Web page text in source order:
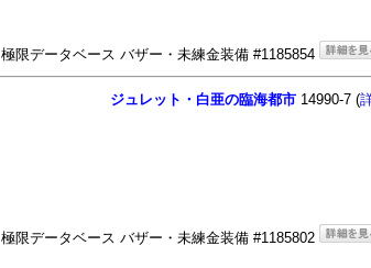
極限データベース バザー・未練金装備 #1185854
ジュレット・白亜の臨海都市 14990-7 (
極限データベース バザー・未練金装備 #1185802